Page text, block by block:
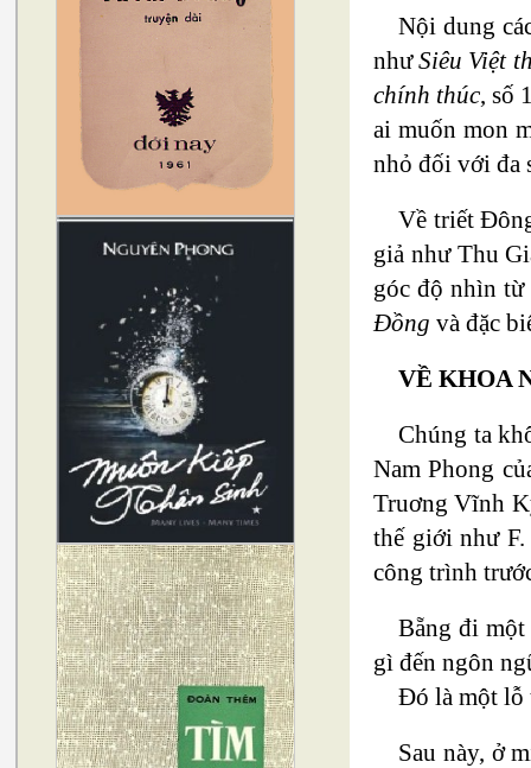
Nội dung
nhưSiêu Việt
chính thúc, số
ai muốn mon
nhỏ đối với đa
Về triết
giả như Thu
góc độ nhìn
Đồng và đặc
VỀ KHOA
Chúng ta
Nam Phong
Truơng Vĩnh
thế giới như F.
công trình
Bẵng đi
gì đến ngôn
Đó là một lỗ
Sau này, ở